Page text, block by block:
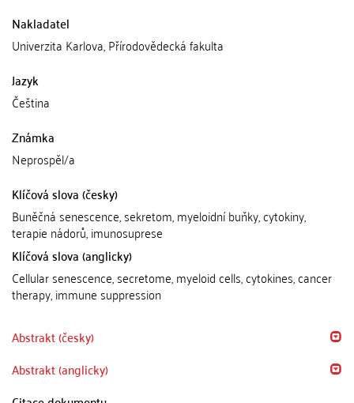
Nakladatel
Univerzita Karlova, Přírodovědecká fakulta
Jazyk
Čeština
Známka
Neprospěl/a
Klíčová slova (česky)
Buněčná senescence, sekretom, myeloidní buňky, cytokiny,
terapie nádorů, imunosuprese
Klíčová slova (anglicky)
Cellular senescence, secretome, myeloid cells, cytokines, cancer
therapy, immune suppression
Abstrakt (česky)
Abstrakt (anglicky)